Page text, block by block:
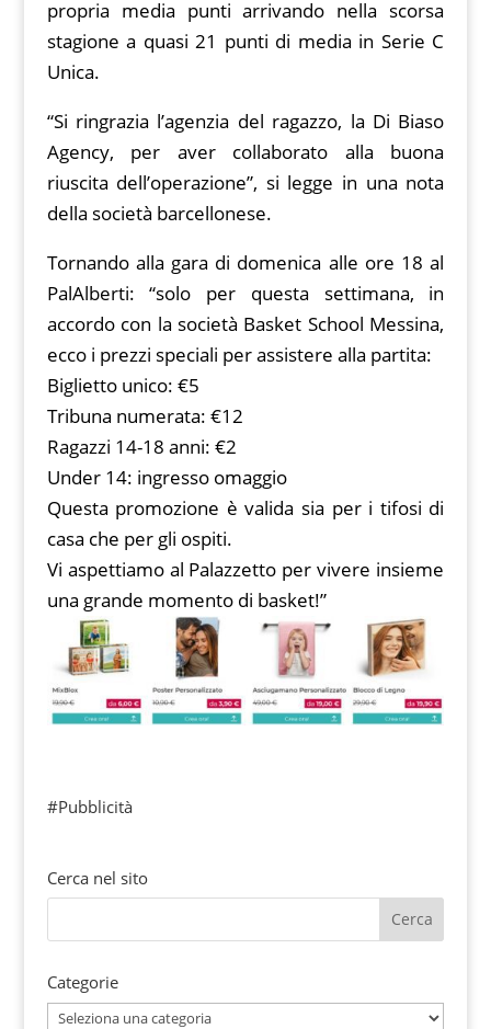
propria media punti arrivando nella scorsa
stagione a quasi 21 punti di media in Serie C
Unica.
“Si ringrazia l’agenzia del ragazzo, la Di Biaso
Agency, per aver collaborato alla buona
riuscita dell’operazione”, si legge in una nota
della società barcellonese.
Tornando alla gara di domenica alle ore 18 al
PalAlberti: “solo per questa settimana, in
accordo con la società Basket School Messina,
ecco i prezzi speciali per assistere alla partita:
Biglietto unico: €5
Tribuna numerata: €12
Ragazzi 14-18 anni: €2
Under 14: ingresso omaggio
Questa promozione è valida sia per i tifosi di
casa che per gli ospiti.
Vi aspettiamo al Palazzetto per vivere insieme
una grande momento di basket!”
#Pubblicità
Cerca nel sito
Categorie
Categorie